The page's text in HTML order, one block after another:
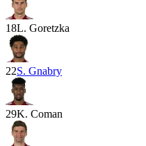
18L. Goretzka
22S. Gnabry
29K. Coman